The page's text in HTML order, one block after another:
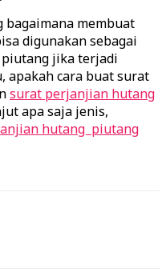
bagaimana membuat
digunakan sebagai
jika terjadi
apakah cara buat surat
surat perjanjian hutang
apa saja jenis,
hutang piutang